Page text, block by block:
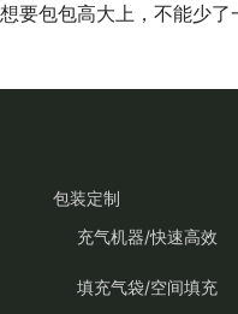
想要包包高大上，不能少了
包装定制
充气机器/快速高效
填充气袋/空间填充